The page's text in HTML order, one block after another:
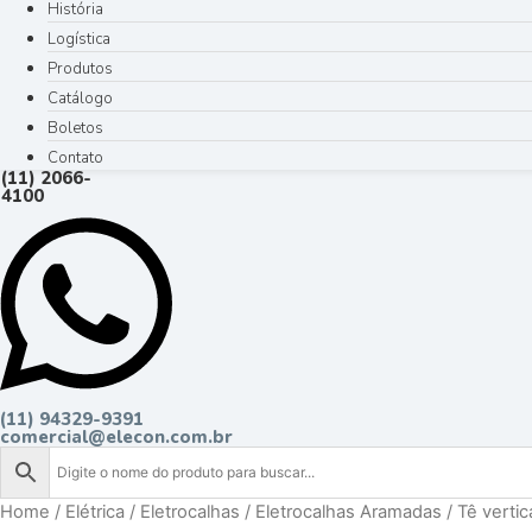
História
Logística
Produtos
Catálogo
Boletos
Contato
(11) 2066-
4100
(11) 94329-9391
comercial@elecon.com.br
Home / Elétrica / Eletrocalhas / Eletrocalhas Aramadas / Tê